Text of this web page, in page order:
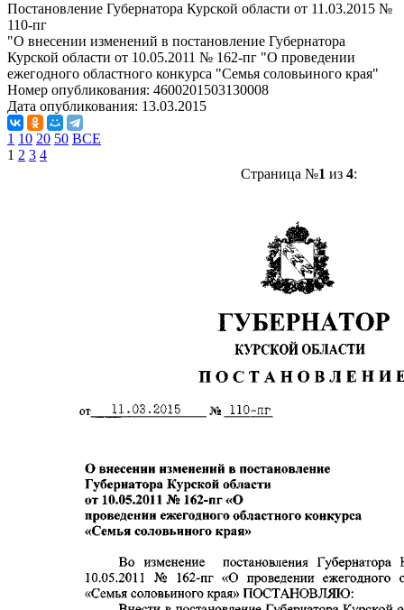
Постановление Губернатора Курской области от 11.03.2015 №
110-пг
"О внесении изменений в постановление Губернатора
Курской области от 10.05.2011 № 162-пг "О проведении
ежегодного областного конкурса "Семья соловьиного края"
Номер опубликования: 4600201503130008
Дата опубликования: 13.03.2015
1 10 20 50 ВСЕ
1 2 3 4
Страница №1 из 4: